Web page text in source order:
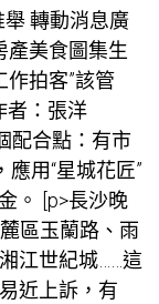
轉動消息廣
產美食圖集生
作拍客”該管
者：張洋
配合點：有市
用“星城花匠”
。 [p>長沙晚
區玉蘭路、雨
江世紀城……這
近上訴，有